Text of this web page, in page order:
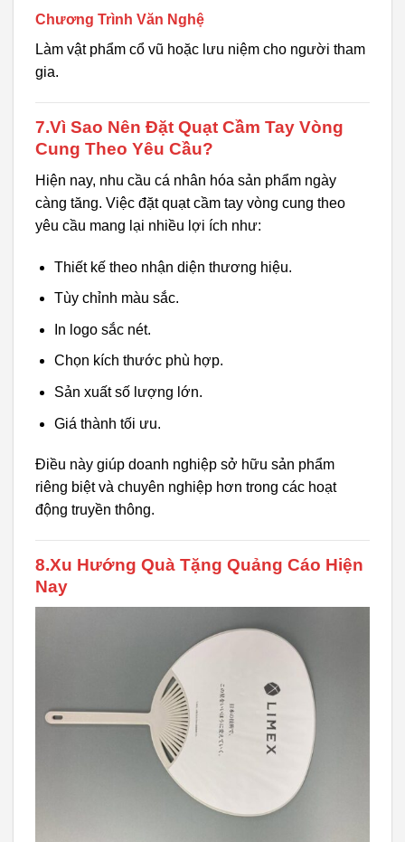
Chương Trình Văn Nghệ
Làm vật phẩm cổ vũ hoặc lưu niệm cho người tham
gia.
7.Vì Sao Nên Đặt Quạt Cầm Tay Vòng
Cung Theo Yêu Cầu?
Hiện nay, nhu cầu cá nhân hóa sản phẩm ngày
càng tăng. Việc đặt quạt cầm tay vòng cung theo
yêu cầu mang lại nhiều lợi ích như:
Thiết kế theo nhận diện thương hiệu.
Tùy chỉnh màu sắc.
In logo sắc nét.
Chọn kích thước phù hợp.
Sản xuất số lượng lớn.
Giá thành tối ưu.
Điều này giúp doanh nghiệp sở hữu sản phẩm
riêng biệt và chuyên nghiệp hơn trong các hoạt
động truyền thông.
8.Xu Hướng Quà Tặng Quảng Cáo Hiện
Nay